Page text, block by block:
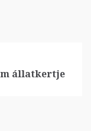
állatkertje